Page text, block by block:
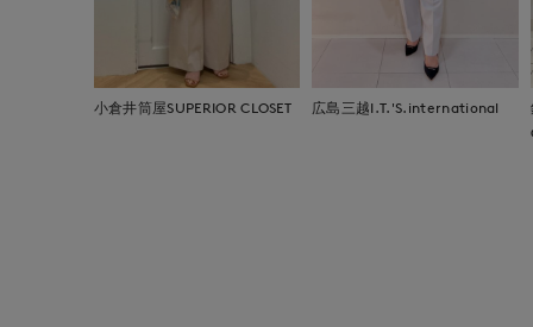
小倉井筒屋SUPERIOR CLOSET 広島三越I.T.'S.international